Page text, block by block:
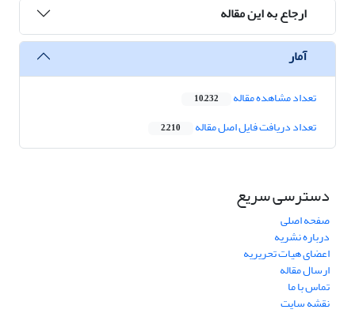
ارجاع به این مقاله
آمار
تعداد مشاهده مقاله 10,232
تعداد دریافت فایل اصل مقاله 2,210
دسترسی سریع
صفحه اصلی
درباره نشریه
اعضای هیات تحریریه
ارسال مقاله
تماس با ما
نقشه سایت